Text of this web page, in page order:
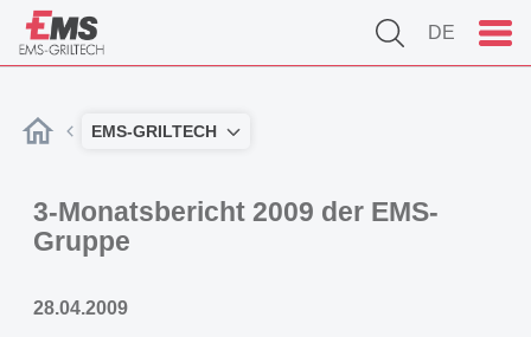
DE
EMS-GRILTECH
3-Monatsbericht 2009 der EMS-
Gruppe
28.04.2009